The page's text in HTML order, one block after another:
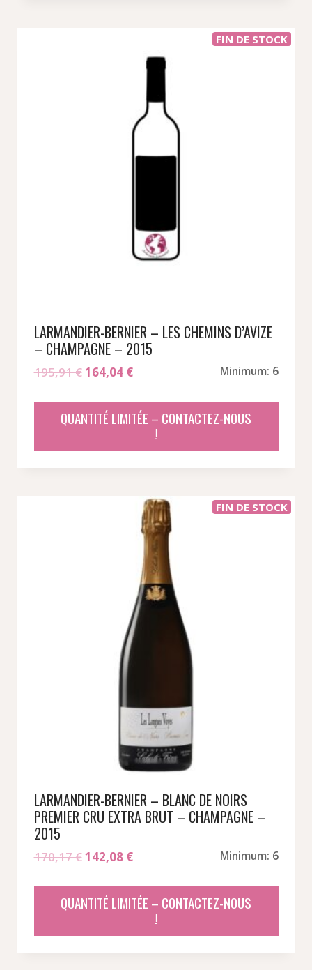
FIN DE STOCK
LARMANDIER-BERNIER – LES CHEMINS D’AVIZE
– CHAMPAGNE – 2015
195,91€Le
initial
était :
164,04 €Le
actuel
est :
Minimum: 6
QUANTITÉ LIMITÉE – CONTACTEZ-NOUS
!
FIN DE STOCK
LARMANDIER-BERNIER – BLANC DE NOIRS
PREMIER CRU EXTRA BRUT – CHAMPAGNE –
2015
170,17€Le
initial
était :
142,08 €Le
actuel
est :
Minimum: 6
QUANTITÉ LIMITÉE – CONTACTEZ-NOUS
!